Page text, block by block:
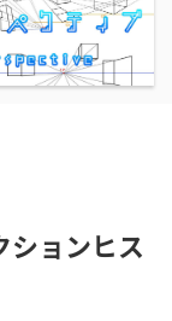
ションヒス